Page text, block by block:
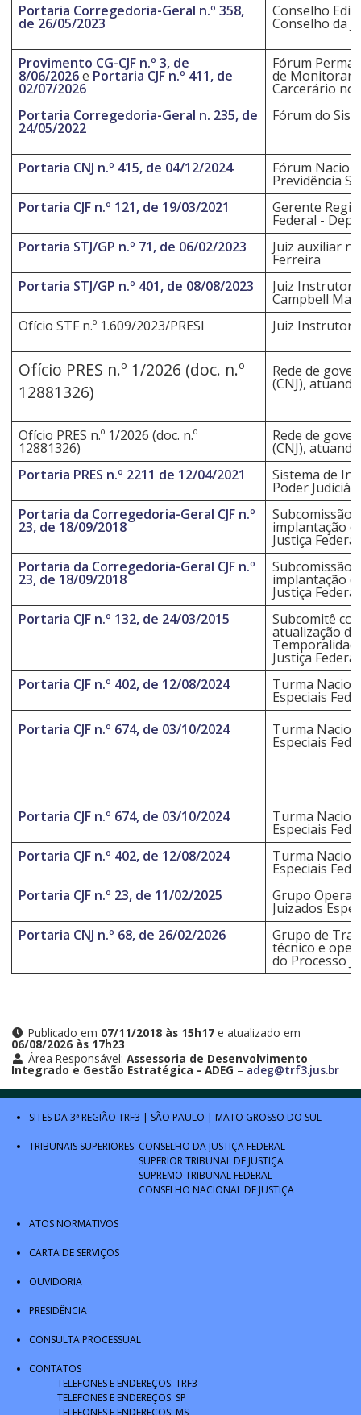
Portaria Corregedoria-Geral n.º 358,
de 26/05/2023
Conselho
Conselho da
Provimento CG-CJF n.º 3, de
8/06/2026e Portaria CJF n.º 411, de
02/07/2026
Fórum
de
Carcerário
Portaria Corregedoria-Geral n. 235, de
24/05/2022
Fórum do
Portaria CNJ n.º 415, de 04/12/2024 Fórum
Previdência
Portaria CJF n.º 121, de 19/03/2021
Gerente
Federal -
Portaria STJ/GP n.º 71, de 06/02/2023
Juiz auxiliar
Ferreira
Portaria STJ/GP n.º 401, de 08/08/2023
Juiz Instrutor
Campbell
Ofício STF n.º 1.609/2023/PRESI
Juiz Instrutor
Ofício PRES n.º 1/2026 (doc. n.º
12881326)
Rede de
(CNJ),
Ofício PRES n.º 1/2026 (doc. n.º
12881326)
Rede de
(CNJ),
Portaria PRES n.º 2211 de 12/04/2021
Sistema de
Poder
Portaria da Corregedoria-Geral CJF n.º
23, de 18/09/2018
Subcomissão
implantação
Justiça
Portaria da Corregedoria-Geral CJF n.º
23, de 18/09/2018
Subcomissão
implantação
Justiça
Portaria CJF n.º 132, de 24/03/2015
Subcomitê
atualização
Justiça
Portaria CJF n.º 402, de 12/08/2024
Turma
Especiais
Portaria CJF n.º 674, de 03/10/2024
Turma
Especiais
Portaria CJF n.º 674, de 03/10/2024 Turma
Especiais
Portaria CJF n.º 402, de 12/08/2024
Turma
Especiais
Portaria CJF n.º 23, de 11/02/2025
Grupo
Juizados
Portaria CNJ n.º 68, de 26/02/2026
Grupo de
técnico e
do Processo
Publicado em 07/11/2018 às 15h17e atualizado em
06/08/2026 às 17h23
Área Responsável: Assessoria de Desenvolvimento
Integrado e Gestão Estratégica - ADEG – adeg@trf3.jus.br
SITES DA 3ª REGIÃO TRF3 | SÃO PAULO | MATO GROSSO DO SUL
TRIBUNAIS SUPERIORES: CONSELHO DA JUSTIÇA FEDERAL
SUPERIOR TRIBUNAL DE JUSTIÇA
SUPREMO TRIBUNAL FEDERAL
CONSELHO NACIONAL DE JUSTIÇA
ATOS NORMATIVOS
CARTA DE SERVIÇOS
OUVIDORIA
PRESIDÊNCIA
CONSULTA PROCESSUAL
CONTATOS
TELEFONES E ENDEREÇOS: TRF3
TELEFONES E ENDEREÇOS: SP